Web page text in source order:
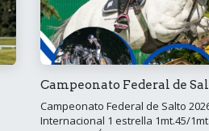
Campeonato Federal de
Campeonato Federal de Salto
Internacional 1 estrella 1mt.45/